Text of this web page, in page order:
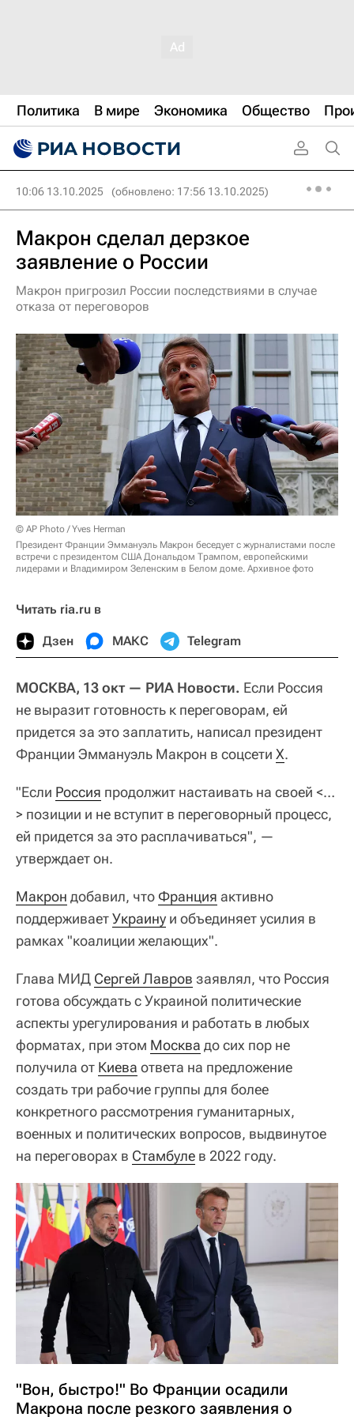
Политика В мире Экономика Общество
10:06 13.10.2025 (обновлено: 17:56 13.10.2025)
Макрон сделал дерзкое
заявление о России
Макрон пригрозил России последствиями в случае
отказа от переговоров
© AP Photo / Yves Herman
Президент Франции Эммануэль Макрон беседует с журналистами после
встречи с президентом США Дональдом Трампом, европейскими
лидерами и Владимиром Зеленским в Белом доме. Архивное фото
Читать ria.ru в
Дзен МАКС Telegram
МОСКВА, 13 окт — РИА Новости. Если Россия
не выразит готовность к переговорам, ей
придется за это заплатить, написал президент
Франции Эммануэль Макрон в соцсети Х.
"Если Россия продолжит настаивать на своей <…
> позиции и не вступит в переговорный процесс,
ей придется за это расплачиваться", —
утверждает он.
Макрон добавил, что Франция активно
поддерживаетУкраину и объединяет усилия в
рамках "коалиции желающих".
Глава МИД Сергей Лавров заявлял, что Россия
готова обсуждать с Украиной политические
аспекты урегулирования и работать в любых
форматах, при этом Москва до сих пор не
получила от Киева ответа на предложение
создать три рабочие группы для более
конкретного рассмотрения гуманитарных,
военных и политических вопросов, выдвинутое
на переговорах в Стамбуле в 2022 году.
"Вон, быстро!" Во Франции осадили
Макрона после резкого заявления о